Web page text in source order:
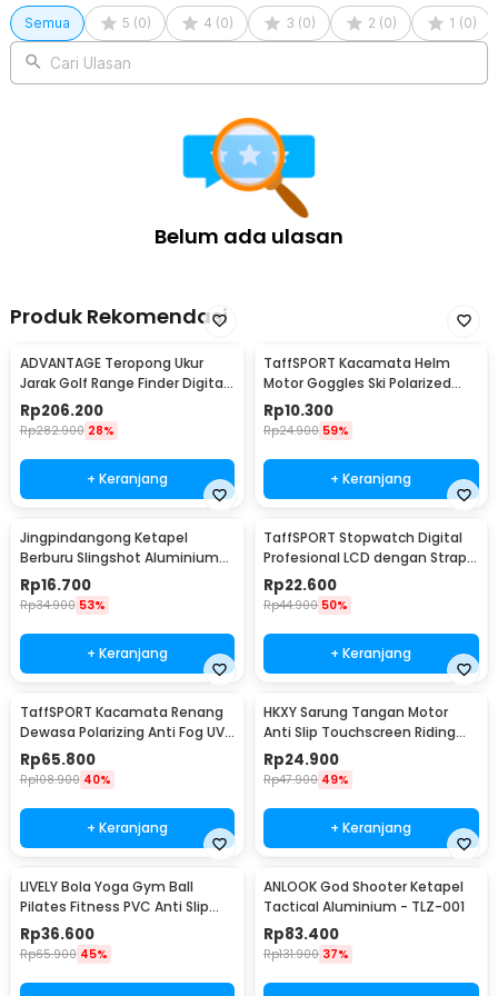
Semua 5 (0) 4 (0) 3 (0) 2 (0) 1 (0)
Cari Ulasan
Belum ada ulasan
Produk Rekomendasi
ADVANTAGE Teropong Ukur
Jarak Golf Range Finder Digital
7x18 - AD-964
Rp206.200
Rp282.900 28%
+ Keranjang
TaffSPORT Kacamata Helm
Motor Goggles Ski Polarized
UV400 Windproof - X400
Rp10.300
Rp24.900 59%
+ Keranjang
Jingpindangong Ketapel
Berburu Slingshot Aluminium
Alloy - OD-014
Rp16.700
Rp34.900 53%
+ Keranjang
TaffSPORT Stopwatch Digital
Profesional LCD dengan Strap -
ZSD-808
Rp22.600
Rp44.900 50%
+ Keranjang
TaffSPORT Kacamata Renang
Dewasa Polarizing Anti Fog UV
Protection - GOG-3610
Rp65.800
Rp108.900 40%
+ Keranjang
HKXY Sarung Tangan Motor
Anti Slip Touchscreen Riding
Glove 1 Pair M
Rp24.900
Rp47.900 49%
+ Keranjang
LIVELY Bola Yoga Gym Ball
Pilates Fitness PVC Anti Slip
55cm
Rp36.600
Rp65.900 45%
ANLOOK God Shooter Ketapel
Tactical Aluminium - TLZ-001
Rp83.400
Rp131.900 37%